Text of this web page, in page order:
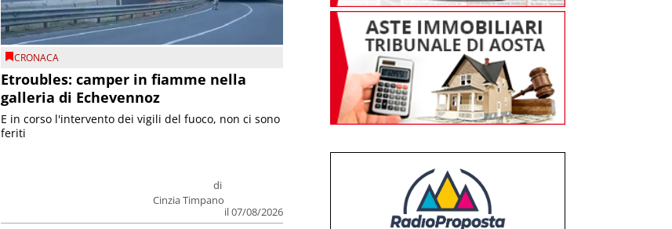
CRONACA
Etroubles: camper in fiamme nella
galleria di Echevennoz
di
Cinzia Timpano
il 07/08/2026
E in corso l'intervento dei vigili del fuoco, non ci sono
feriti